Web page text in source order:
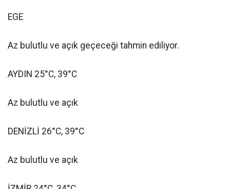
EGE
Az bulutlu ve açık geçeceği tahmin ediliyor.
AYDIN 25°C, 39°C
Az bulutlu ve açık
DENİZLİ 26°C, 39°C
Az bulutlu ve açık